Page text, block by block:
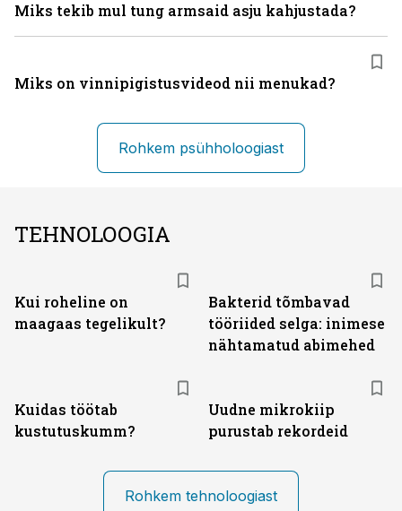
Miks tekib mul tung armsaid asju kahjustada?
Miks on vinni­pigistusvideod nii menukad?
Rohkem psühholoogiast
TEHNOLOOGIA
Kui roheline on
maagaas tegelikult?
Bakterid tõmbavad
tööriided selga: inimese
nähtamatud abimehed
Kuidas töötab
kustutuskumm?
Uudne mikrokiip
purustab rekordeid
Rohkem tehnoloogiast